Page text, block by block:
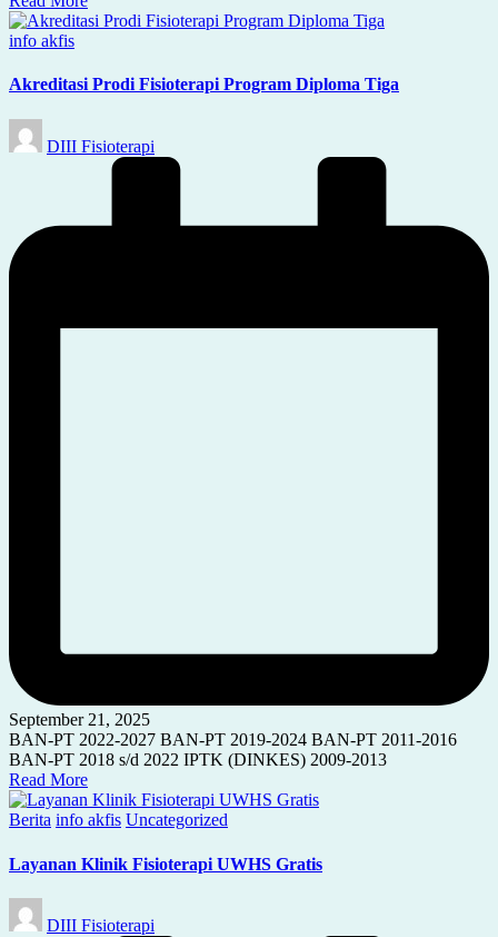
Posted
info akfis
Akreditasi Prodi Fisioterapi Program Diploma Tiga
Posted
by
DIII Fisioterapi
September 21, 2025
BAN-PT 2022-2027 BAN-PT 2019-2024 BAN-PT 2011-2016
BAN-PT 2018 s/d 2022 IPTK (DINKES) 2009-2013
Read More
Posted
Berita info akfis Uncategorized
Layanan Klinik Fisioterapi UWHS Gratis
Posted
by
DIII Fisioterapi